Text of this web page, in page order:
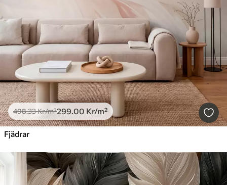
498.33Kr/m²299.00 Kr/m²
Fjädrar